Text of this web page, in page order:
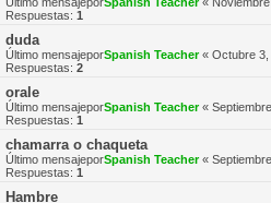
Respuestas: 1
duda
Último mensajeporSpanish Teacher« Octubre 3,
Respuestas: 2
orale
Último mensajeporSpanish Teacher«
Respuestas: 1
chamarra o chaqueta
Último mensajeporSpanish Teacher«
Respuestas: 1
Hambre